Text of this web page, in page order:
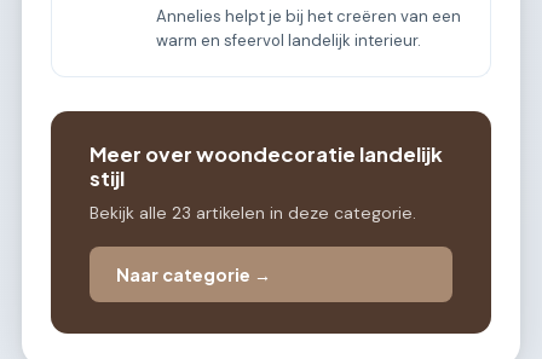
Annelies helpt je bij het creëren van een
warm en sfeervol landelijk interieur.
Meer over woondecoratie landelijk
stijl
Bekijk alle 23 artikelen in deze categorie.
Naar categorie →